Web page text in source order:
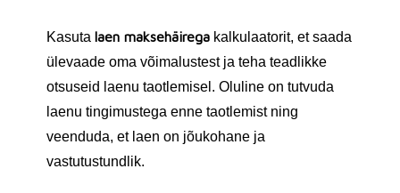
Kasuta laen maksehäirega kalkulaatorit, et saada
ülevaade oma võimalustest ja teha teadlikke
otsuseid laenu taotlemisel. Oluline on tutvuda
laenu tingimustega enne taotlemist ning
veenduda, et laen on jõukohane ja
vastutustundlik.